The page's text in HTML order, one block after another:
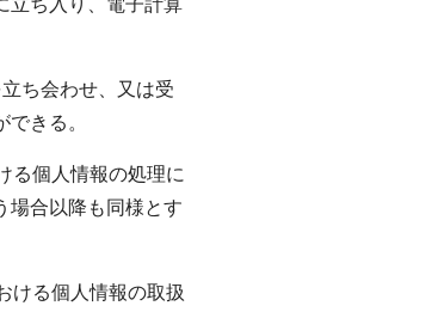
立ち入り、電子計算
ち会わせ、又は受
きる。
る個人情報の処理に
場合以降も同様とす
ける個人情報の取扱